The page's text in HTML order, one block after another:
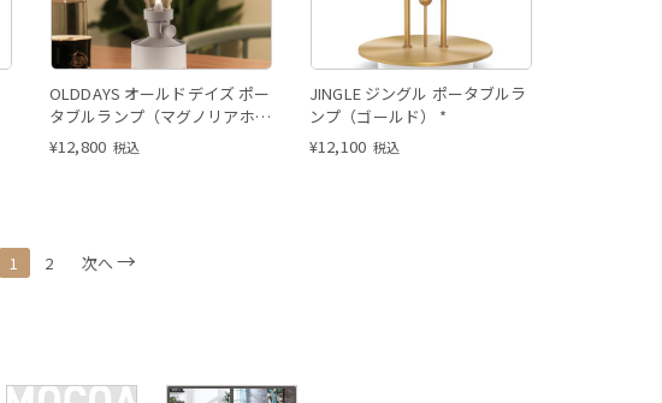
OLDDAYS オールドデイズ ポー
タブルランプ（マグノリアホワ
イト）
¥12,800 税込
JINGLE ジングル ポータブルラ
ンプ（ゴールド） *
¥12,100 税込
1 2 次へ